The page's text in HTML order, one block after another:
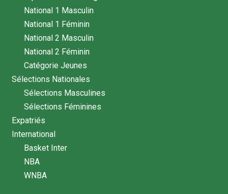
National 1 Masculin
National 1 Féminin
National 2 Masculin
National 2 Féminin
Catégorie Jeunes
Sélections Nationales
Sélections Masculines
Sélections Féminines
Expatriés
International
Basket Inter
NBA
WNBA